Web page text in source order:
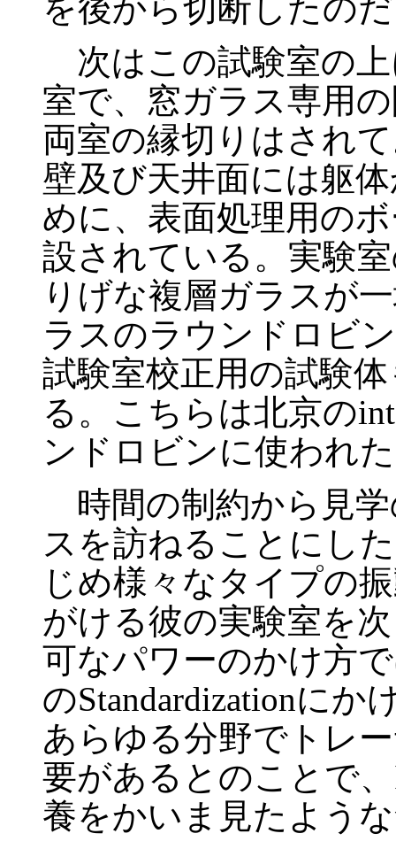
を後から切断したの
次はこの試験室の
室で、窓ガラス専用
両室の縁切りはされ
壁及び天井面には躯
めに、表面処理用の
設されている。実験
りげな複層ガラスが
ラスのラウンドロビ
試験室校正用の試験
る。こちらは北京の
ンドロビンに使われ
時間の制約から見学
スを訪ねることにし
じめ様々なタイプの
がける彼の実験室を
可なパワーのかけ方
のStandardizationにか
あらゆる分野でトレ
要があるとのことで
養をかいま見たよう